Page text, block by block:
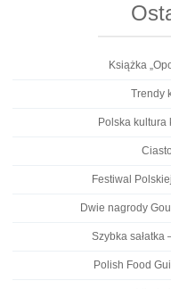
Książka
Trendy
Polska kultura
Festiwal
Dwie nagrody
Szybka sałatka
Polish Food